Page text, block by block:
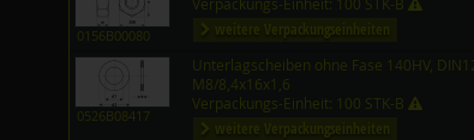
0156B00080 weitere Verpackungseinheiten
0526B08417
Unterlagscheiben ohne Fase 140HV,
M8/8,4x16x1,6
Verpackungs-Einheit: 100 STK-B
weitere Verpackungseinheiten